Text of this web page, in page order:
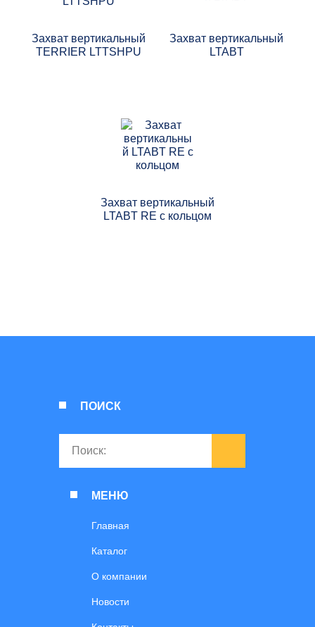
Захват вертикальный
TERRIER LTTSHPU
Захват вертикальный
LTABT
Захват вертикальный
LTABT RE с кольцом
ПОИСК
МЕНЮ
Главная
Каталог
О компании
Новости